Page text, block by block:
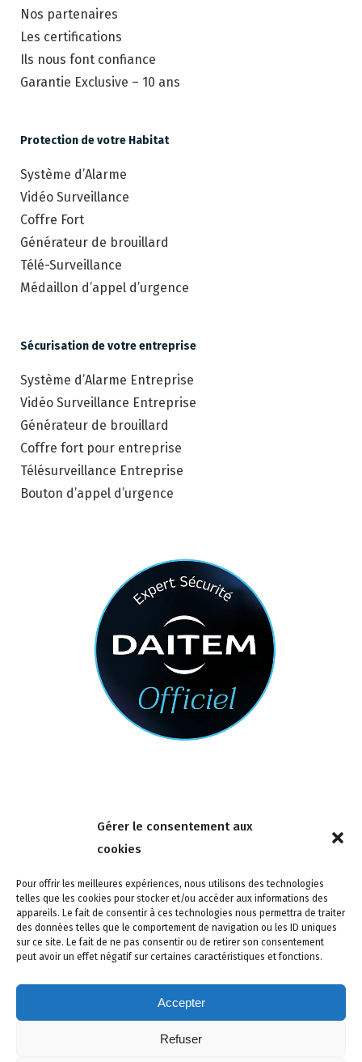
Gérer le consentement aux
cookies
Pour offrir les meilleures expériences, nous utilisons des technologies
telles que les cookies pour stocker et/ou accéder aux informations des
appareils. Le fait de consentir à ces technologies nous permettra de traiter
des données telles que le comportement de navigation ou les ID uniques
sur ce site. Le fait de ne pas consentir ou de retirer son consentement
peut avoir un effet négatif sur certaines caractéristiques et fonctions.
Accepter
Refuser
Nos partenaires
Les certifications
Ils nous font confiance
Garantie Exclusive – 10 ans
Protection de votre Habitat
Système d’Alarme
Vidéo Surveillance
Coffre Fort
Générateur de brouillard
Télé-Surveillance
Médaillon d’appel d’urgence
Sécurisation de votre entreprise
Système d’Alarme Entreprise
Vidéo Surveillance Entreprise
Générateur de brouillard
Coffre fort pour entreprise
Télésurveillance Entreprise
Bouton d’appel d’urgence
4 rue de la Tour 85150 Les Achards